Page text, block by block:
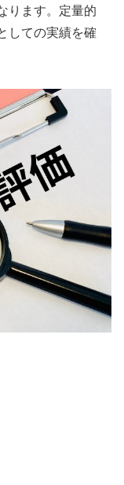
ります。定量的
しての実績を確